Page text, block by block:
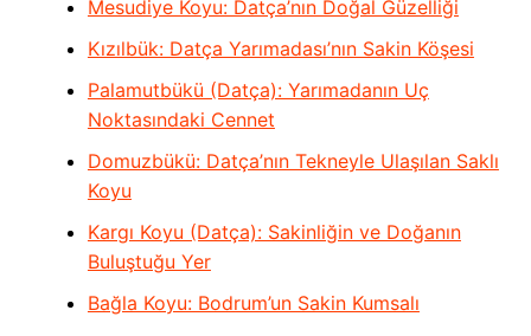
Mesudiye Koyu: Datça’nın Doğal Güzelliği
Kızılbük: Datça Yarımadası’nın Sakin Köşesi
Palamutbükü (Datça): Yarımadanın Uç
Noktasındaki Cennet
Domuzbükü: Datça’nın Tekneyle Ulaşılan Saklı
Koyu
Kargı Koyu (Datça): Sakinliğin ve Doğanın
Buluştuğu Yer
Bağla Koyu: Bodrum’un Sakin Kumsalı